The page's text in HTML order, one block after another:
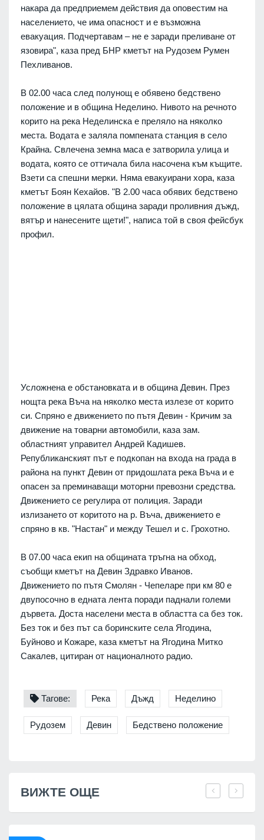
накара да предприемем действия да оповестим на
населението, че има опасност и е възможна
евакуация. Подчертавам – не е заради преливане от
язовира", каза пред БНР кметът на Рудозем Румен
Пехливанов.
В 02.00 часа след полунощ е обявено бедствено
положение и в община Неделино. Нивото на речното
корито на река Неделинска е преляло на няколко
места. Водата е заляла помпената станция в село
Крайна. Свлечена земна маса е затворила улица и
водата, която се оттичала била насочена към къщите.
Взети са спешни мерки. Няма евакуирани хора, каза
кметът Боян Кехайов. "В 2.00 часа обявих бедствено
положение в цялата община заради проливния дъжд,
вятър и нанесените щети!", написа той в своя фейсбук
профил.
Усложнена е обстановката и в община Девин. През
нощта река Въча на няколко места излезе от корито
си. Спряно е движението по пътя Девин - Кричим за
движение на товарни автомобили, каза зам.
областният управител Андрей Кадишев.
Републиканският път е подкопан на входа на града в
района на пункт Девин от придошлата река Въча и е
опасен за преминаващи моторни превозни средства.
Движението се регулира от полиция. Заради
излизането от коритото на р. Въча, движението е
спряно в кв. "Настан" и между Тешел и с. Грохотно.
В 07.00 часа екип на общината тръгна на обход,
съобщи кметът на Девин Здравко Иванов.
Движението по пътя Смолян - Чепеларе при км 80 е
двупосочно в едната лента поради паднали големи
дървета. Доста населени места в областта са без ток.
Без ток и без път са боринските села Ягодина,
Буйново и Кожаре, каза кметът на Ягодина Митко
Сакалев, цитиран от националното радио.
Тагове: Река Дъжд Неделино
Рудозем Девин Бедствено положение
ВИЖТЕ ОЩЕ